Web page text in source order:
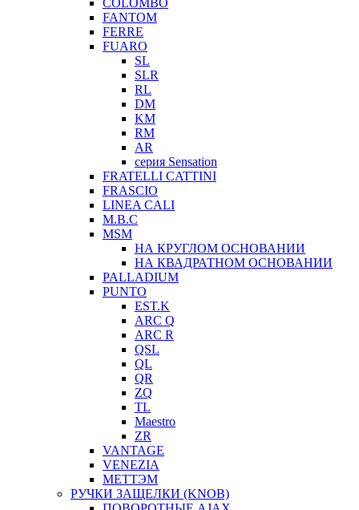
FANTOM
FERRE
FUARO
SL
SLR
RL
DM
KM
RM
AR
серия Sensation
FRATELLI CATTINI
FRASCIO
LINEA CALI
M.B.C
MSM
НА КРУГЛОМ ОСНОВАНИИ
НА КВАДРАТНОМ ОСНОВАНИИ
PALLADIUM
PUNTO
EST.K
ARC Q
ARC R
QSL
QL
QR
ZQ
TL
Maestro
ZR
VANTAGE
VENEZIA
МЕТТЭМ
РУЧКИ ЗАЩЕЛКИ (KNOB)